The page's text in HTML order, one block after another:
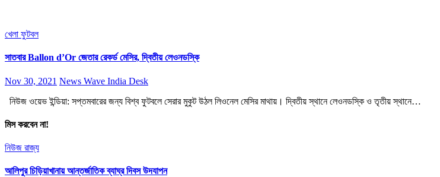
খেলা ফুটবল
সাতবার Ballon d’Or জেতার রেকর্ড মেসির, দ্বিতীয় লেওনডস্কি
Nov 30, 2021 News Wave India Desk
নিউজ ওয়েভ ইন্ডিয়া: সপ্তমবারের জন্য বিশ্ব ফুটবলে সেরার মুকুট উঠল লিওনেল মেসির মাথায়। দ্বিতীয় স্থানে লেওনডস্কি ও তৃতীয় স্থানে…
মিস করবেন না!
নিউজ রাজ্য
আলিপুর চিড়িয়াখানায় আন্তর্জাতিক ব্যাঘ্র দিবস উদযাপন